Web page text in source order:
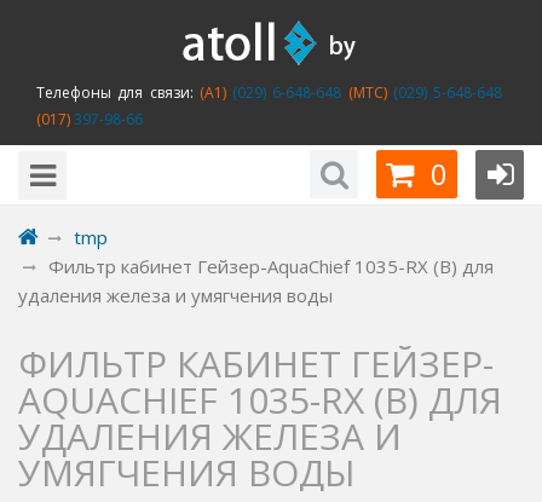
Телефоны для связи: (A1)(029) 6-648-648 (MTC)(029) 5-648-648
(017)397-98-66
0
tmp
Фильтр кабинет Гейзер-AquaChief 1035-RX (B) для
удаления железа и умягчения воды
ФИЛЬТР КАБИНЕТ ГЕЙЗЕР-
AQUACHIEF 1035-RX (B) ДЛЯ
УДАЛЕНИЯ ЖЕЛЕЗА И
УМЯГЧЕНИЯ ВОДЫ